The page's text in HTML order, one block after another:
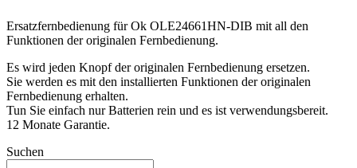
Ersatzfernbedienung fürOk OLE24661HN-DIB mit all den
Funktionen der originalen Fernbedienung.
Es wird jeden Knopf der originalen Fernbedienung ersetzen.
Sie werden es mit den installierten Funktionen der originalen
Fernbedienung erhalten.
Tun Sie einfach nur Batterien rein und es ist verwendungsbereit.
12 Monate Garantie.
Suchen